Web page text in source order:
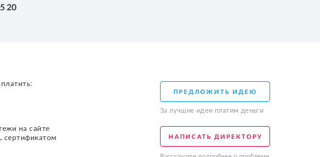
20
на сайте
сертификатом
ПРЕДЛОЖИТЬ ИДЕЮ
За лучшие идеи платим деньги
НАПИСАТЬ ДИРЕКТОРУ